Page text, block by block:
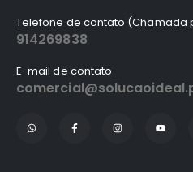
Telefone de contato
914269838
E-mail de contato